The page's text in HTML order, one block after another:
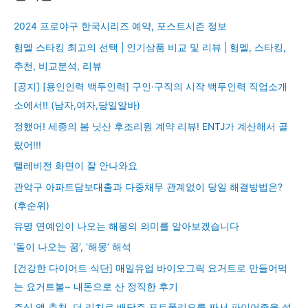
2024 프로야구 한국시리즈 예약, 포스트시즌 정보
험멜 스타킹 최고의 선택 | 인기상품 비교 및 리뷰 | 험멜, 스타킹,
추천, 비교분석, 리뷰
[공지] [용인인력 백두인력] 구인·구직의 시작 백두인력 직업소개
소에서!! (남자,여자,당일알바)
정했어! 세종의 봄 닛산 후조리원 계약 리뷰! ENTJ가 계산해서 골
랐어!!!
텔레비전 화면이 잘 안나와요
관악구 아파트담보대출과 다중채무 관계없이 당일 해결방법은?
(후순위)
유명 연예인이 나오는 해몽의 의미를 알아보겠습니다
‘돌이 나오는 꿈’, ‘해몽’ 해석
[건강한 다이어트 식단] 매일유업 바이오그릭 요거트로 만들어먹
는 요거트볼~ 내돈으로 산 정직한 후기